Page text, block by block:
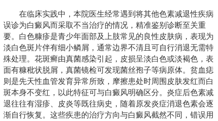
在临床实践中，本院医生经常遇到将其他色素减退性疾病
误诊为白癜风而采取不当治疗的情况，精准鉴别诊断至关重
要。白色糠疹是青少年面部及上肢常见的良性皮肤病，表现为
淡白色斑片伴有细小鳞屑，通常边界不清且可自行消退无需特
殊处理。花斑癣由真菌感染引起，皮损呈淡白色或淡褐色，表
面有糠秕状脱屑，真菌镜检可发现菌丝孢子等病原体。贫血痣
则是先天性血管发育异常所致，摩擦患处时周围皮肤发红而白
斑本身不变红，以此特征可与白癜风明确区分。炎症后色素减
退往往有湿疹、皮炎等既往病史，随着原发炎症消退色素会逐
渐自行恢复。这些疾患的治疗方向与白癜风截然不同，错误用